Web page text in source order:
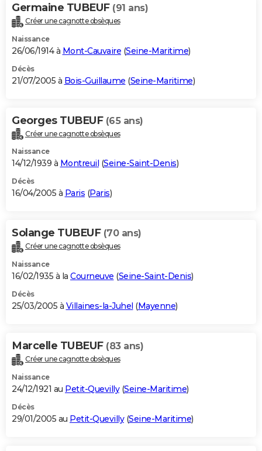
Germaine TUBEUF (91 ans)
Créer une cagnotte obsèques
Naissance
26/06/1914 à Mont-Cauvaire (Seine-Maritime)
Décès
21/07/2005 à Bois-Guillaume (Seine-Maritime)
Georges TUBEUF (65 ans)
Créer une cagnotte obsèques
Naissance
14/12/1939 à Montreuil (Seine-Saint-Denis)
Décès
16/04/2005 à Paris (Paris)
Solange TUBEUF (70 ans)
Créer une cagnotte obsèques
Naissance
16/02/1935 à la Courneuve (Seine-Saint-Denis)
Décès
25/03/2005 à Villaines-la-Juhel (Mayenne)
Marcelle TUBEUF (83 ans)
Créer une cagnotte obsèques
Naissance
24/12/1921 au Petit-Quevilly(Seine-Maritime)
Décès
29/01/2005 au Petit-Quevilly(Seine-Maritime)